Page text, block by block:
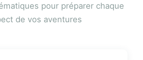
pour préparer chaque
de vos aventures